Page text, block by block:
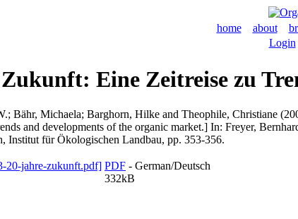
home about
Login
Eine Zeitreise zu
; Bähr, Michaela; Barghorn, Hilke and Theophile, Christiane
and developments of the organic market.] In: Freyer,
Institut für Ökologischen Landbau, pp. 353-356.
PDF - German/Deutsch
332kB